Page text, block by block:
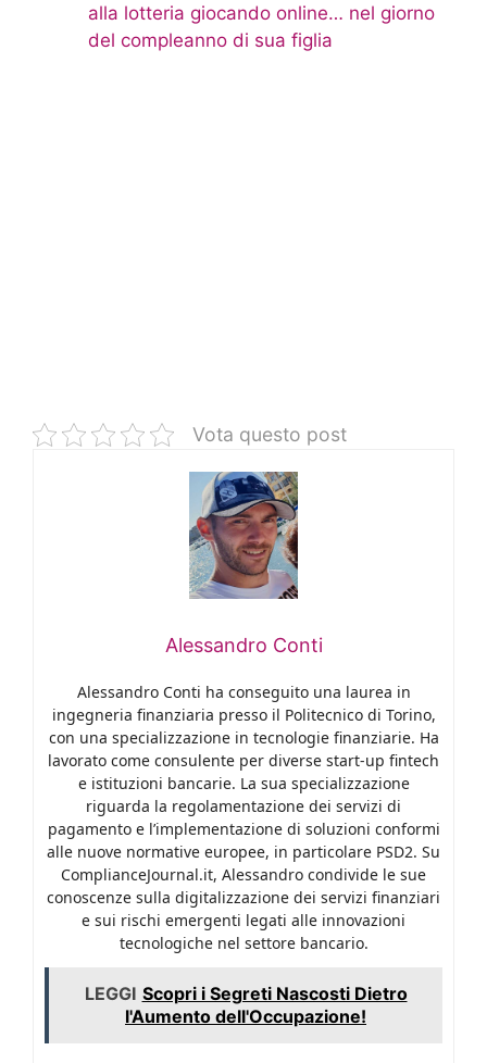
alla lotteria giocando online… nel giorno
del compleanno di sua figlia
Vota questo post
Alessandro Conti
Alessandro Conti ha conseguito una laurea in
ingegneria finanziaria presso il Politecnico di Torino,
con una specializzazione in tecnologie finanziarie. Ha
lavorato come consulente per diverse start-up fintech
e istituzioni bancarie. La sua specializzazione
riguarda la regolamentazione dei servizi di
pagamento e l’implementazione di soluzioni conformi
alle nuove normative europee, in particolare PSD2. Su
ComplianceJournal.it, Alessandro condivide le sue
conoscenze sulla digitalizzazione dei servizi finanziari
e sui rischi emergenti legati alle innovazioni
tecnologiche nel settore bancario.
LEGGI Scopri i Segreti Nascosti Dietro
l'Aumento dell'Occupazione!